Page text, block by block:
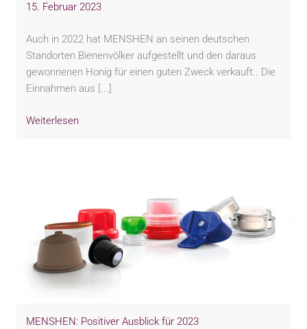
15. Februar 2023
Auch in 2022 hat MENSHEN an seinen deutschen
Standorten Bienenvölker aufgestellt und den daraus
gewonnenen Honig für einen guten Zweck verkauft.. Die
Einnahmen aus [...]
Weiterlesen
MENSHEN: Positiver Ausblick für 2023